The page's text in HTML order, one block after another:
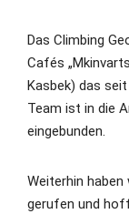
Das Climbing
Cafés
Kasbek) das
Team ist in die
eingebunden.
Weiterhin haben
gerufen und